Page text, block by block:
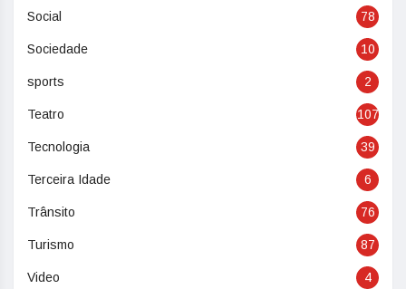
Social 78
Sociedade 10
sports 2
Teatro 107
Tecnologia 39
Terceira Idade 6
Trânsito 76
Turismo 87
Video 4